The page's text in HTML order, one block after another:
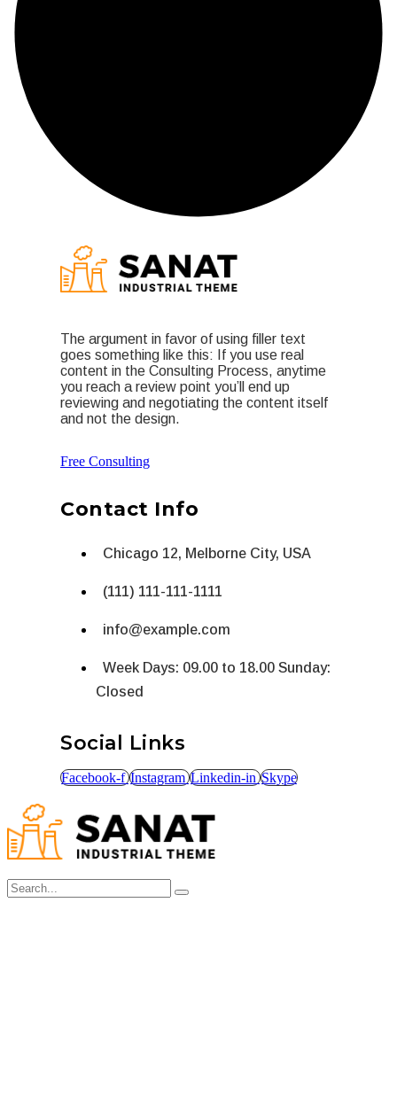
The argument in favor of using filler text
goes something like this: If you use real
content in the Consulting Process, anytime
you reach a review point you’ll end up
reviewing and negotiating the content itself
and not the design.
Free Consulting
Contact Info
Chicago 12, Melborne City, USA
(111) 111-111-1111
info@example.com
Week Days: 09.00 to 18.00 Sunday:
Closed
Social Links
Facebook-f Instagram Linkedin-in Skype